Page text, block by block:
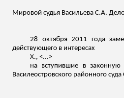
Мировой судья Васильева С.А.
28 октября 2011 года
действующего в интересах
Х., <...>
на вступившие в законную
Василеостровского районного